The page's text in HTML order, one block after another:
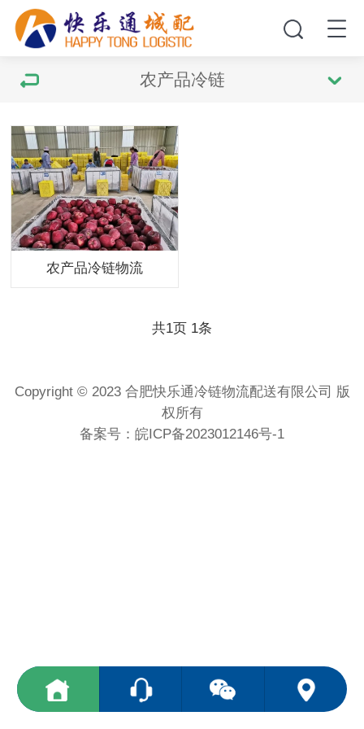
农产品冷链
农产品冷链物流
共1页 1条
Copyright © 2023 合肥快乐通冷链物流配送有限公司 版
权所有
备案号： 皖ICP备2023012146号-1